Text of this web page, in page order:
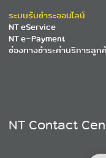
ระบบรับชำระออนไลน์
NT eService
NT e-Payment
ช่องทางชำระค่าบริการลูก
NT Contact